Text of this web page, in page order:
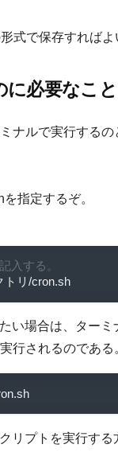
式で保存すればよ
必要なこと
ナルで実行する
指定するぞ。
入する。
トリ/cron.sh
い場合は、ター
行されるのである
.sh
リプトを実行する